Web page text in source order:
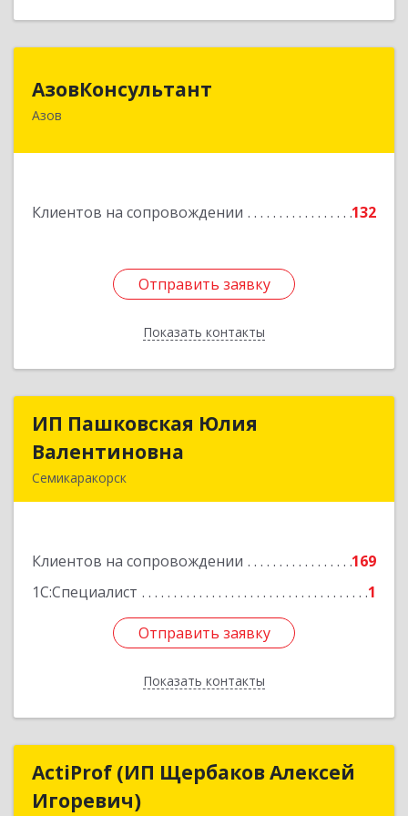
АзовКонсультант
Азов
Клиентов на сопровождении 132
Отправить заявку
Показать контакты
346780, Ростовская обл, Азов г, Петровский б-р,
Отправить заявку
Назад
ИП Пашковская Юлия
Валентиновна
Семикаракорск
Клиентов на сопровождении
169
1С:Специалист
1
Отправить заявку
Показать контакты
ИП Пашковская Юлия
Подробнее
Отправить заявку
Назад
ActiProf (ИП Щербаков Алексей
Игоревич)
ActiProf (ИП Щербаков Алексей